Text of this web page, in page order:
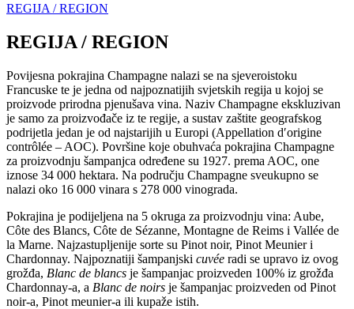
REGIJA / REGION
REGIJA / REGION
Povijesna pokrajina Champagne nalazi se na sjeveroistoku
Francuske te je jedna od najpoznatijih svjetskih regija u kojoj se
proizvode prirodna pjenušava vina. Naziv Champagne ekskluzivan
je samo za proizvođače iz te regije, a sustav zaštite geografskog
podrijetla jedan je od najstarijih u Europi (Appellation d′origine
contrôlée – AOC). Površine koje obuhvaća pokrajina Champagne
za proizvodnju šampanjca određene su 1927. prema AOC, one
iznose 34 000 hektara. Na području Champagne sveukupno se
nalazi oko 16 000 vinara s 278 000 vinograda.
Pokrajina je podijeljena na 5 okruga za proizvodnju vina: Aube,
Côte des Blancs, Côte de Sézanne, Montagne de Reims i Vallée de
la Marne. Najzastupljenije sorte su Pinot noir, Pinot Meunier i
Chardonnay. Najpoznatiji šampanjski cuvée radi se upravo iz ovog
grožđa, Blanc de blancs je šampanjac proizveden 100% iz grožđa
Chardonnay-a, a Blanc de noirs je šampanjac proizveden od Pinot
noir-a, Pinot meunier-a ili kupaže istih.